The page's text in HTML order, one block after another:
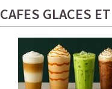
CAFES GLACES